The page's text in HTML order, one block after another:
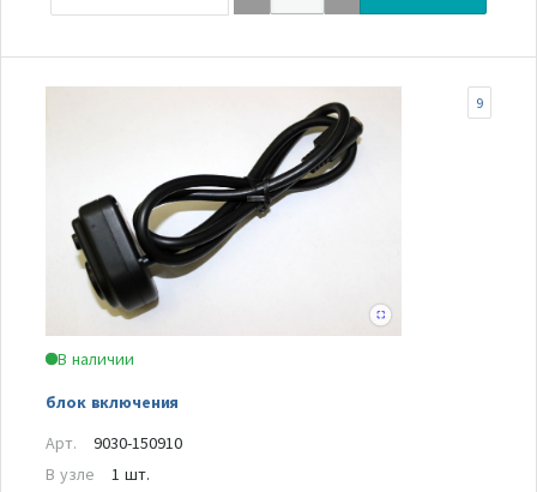
В наличии
блок включения
9
Арт.
9030-150910
В узле
1 шт.